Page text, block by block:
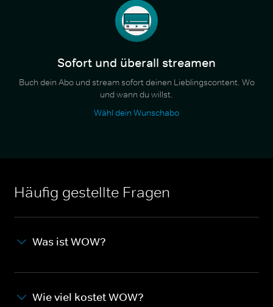
Sofort und überall streamen
Buch dein Abo und stream sofort deinen Lieblingscontent. Wo
und wann du willst.
Wähl dein Wunschabo
Häufig gestellte Fragen
Was ist WOW?
Wie viel kostet WOW?